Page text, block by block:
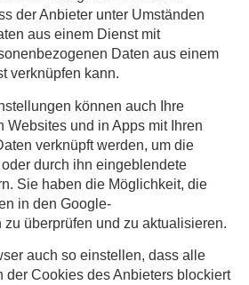
der Anbieter unter Umständen
aus einem Dienst mit
Daten aus einem
verknüpfen kann.
können auch Ihre
Websites und in Apps mit Ihren
verknüpft werden, um die
durch ihn eingeblendete
Sie haben die Möglichkeit, die
in den Google-
überprüfen und zu aktualisieren.
auch so einstellen, dass alle
Cookies des Anbieters blockiert